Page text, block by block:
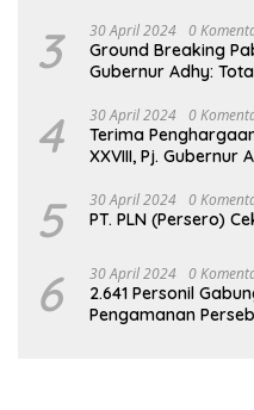
3 30 April 2024 0
Ground Breaking
Gubernur Adhy:
4 30 April 2024 0
Terima
XXVIII, Pj. Gubernur
Keberhasilan Jatim
5 30 April 2024 0
PT. PLN (Persero)
6 30 April 2024 0
2.641 Personil
Pengamanan